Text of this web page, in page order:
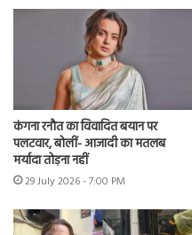
कंगना रनौत का विवादित बयान पर
पलटवार, बोलीं- आजादी का मतलब
मर्यादा तोड़ना नहीं
29 July 2026 - 7:00 PM